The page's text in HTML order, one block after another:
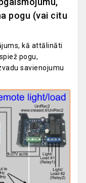
pogu (vai citu
kā attālināti
pogu,
savienojumu